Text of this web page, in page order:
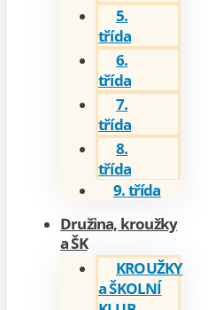
5.
třída
6.
třída
7.
třída
8.
třída
9. třída
Družina, kroužky
a ŠK
KROUŽKY
a ŠKOLNÍ